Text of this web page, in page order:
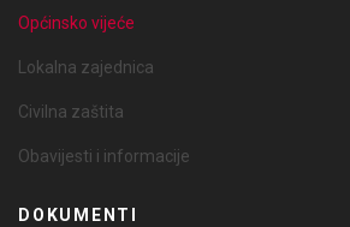
Općinsko vijeće
Lokalna zajednica
Civilna zaštita
Obavijesti i informacije
DOKUMENTI